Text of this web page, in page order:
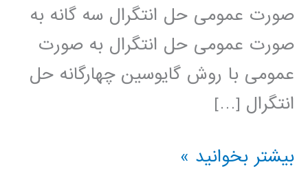
صورت عمومی حل انتگرال سه گانه به
صورت عمومی حل انتگرال به صورت
عمومی با روش گایوسین چهارگانه حل
انتگرال […]
محاسبه
بیشتر بخوانید »